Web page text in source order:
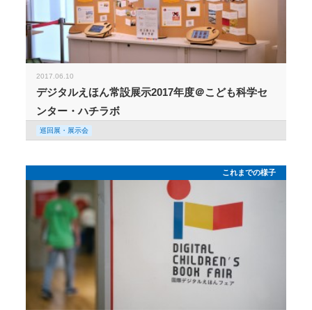
2017.06.10
デジタルえほん常設展示2017年度＠こども科学セ
ンター・ハチラボ
巡回展・展示会
これまでの様子